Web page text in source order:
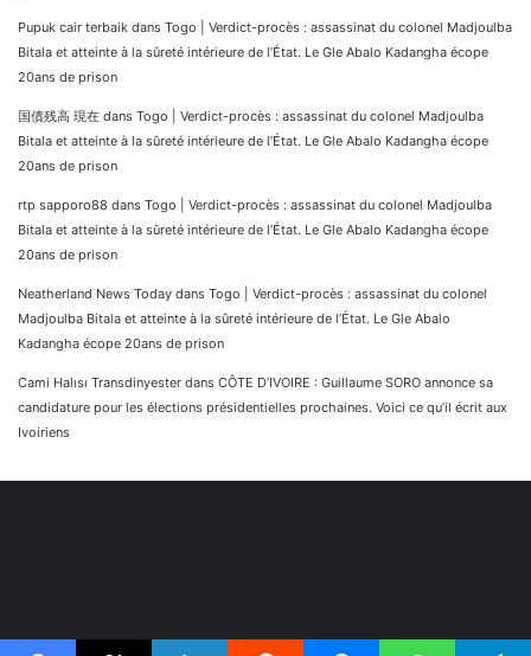
Pupuk cair terbaik dans Togo | Verdict-procès : assassinat du colonel Madjoulba
Bitala et atteinte à la sûreté intérieure de l’État. Le Gle Abalo Kadangha écope
20ans de prison
国債残高 現在 dans Togo | Verdict-procès : assassinat du colonel Madjoulba
Bitala et atteinte à la sûreté intérieure de l’État. Le Gle Abalo Kadangha écope
20ans de prison
rtp sapporo88 dans Togo | Verdict-procès : assassinat du colonel Madjoulba
Bitala et atteinte à la sûreté intérieure de l’État. Le Gle Abalo Kadangha écope
20ans de prison
Neatherland News Today dans Togo | Verdict-procès : assassinat du colonel
Madjoulba Bitala et atteinte à la sûreté intérieure de l’État. Le Gle Abalo
Kadangha écope 20ans de prison
Cami Halısı Transdinyester dans CÔTE D’IVOIRE : Guillaume SORO annonce sa
candidature pour les élections présidentielles prochaines. Voici ce qu’il écrit aux
Ivoiriens